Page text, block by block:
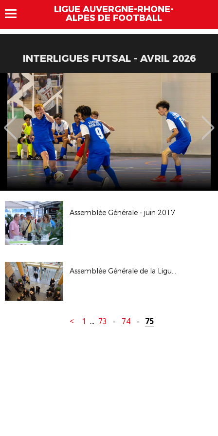
LIGUE AUVERGNE-RHÔNE-
ALPES DE FOOTBALL
INTERLIGUES FUTSAL - AVRIL 2026
Assemblée Générale - juin 2017
Assemblée Générale de la Ligue - janv 2017
< 1 ... 73 - 74 - 75